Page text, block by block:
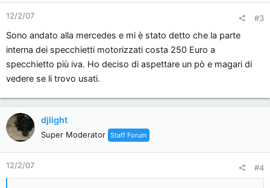
12/2/07 #3
Sono andato alla mercedes e mi è stato detto che la parte
interna dei specchietti motorizzati costa 250 Euro a
specchietto più iva. Ho deciso di aspettare un pò e magari di
vedere se li trovo usati.
djlight
Super Moderator Staff Forum
12/2/07 #4